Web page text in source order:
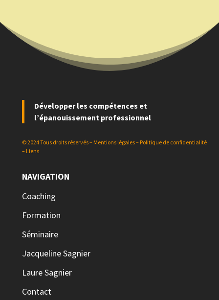
Développer les compétences et
l’épanouissement professionnel
© 2024 Tous droits réservés – Mentions légales– Politique de confidentialité
– Liens
NAVIGATION
Coaching
Formation
Séminaire
Jacqueline Sagnier
Laure Sagnier
Contact